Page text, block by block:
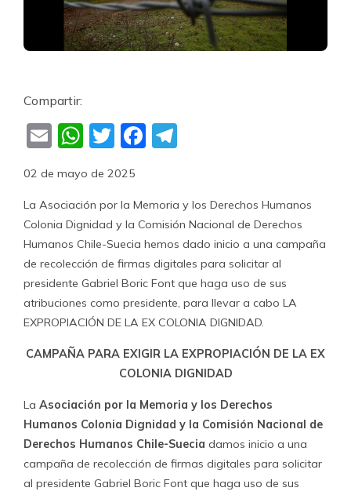
Compartir:
EmailWhatsApp
TwitterFacebook
02 de mayo de 2025
La Asociación por la Memoria y los Derechos Humanos
Colonia Dignidad y la Comisión Nacional de Derechos
Humanos Chile-Suecia hemos dado inicio a una campaña
de recolección de firmas digitales para solicitar al
presidente Gabriel Boric Font que haga uso de sus
atribuciones como presidente, para llevar a cabo LA
EXPROPIACIÓN DE LA EX COLONIA DIGNIDAD.
CAMPAÑA PARA EXIGIR LA EXPROPIACIÓN DE LA EX
COLONIA DIGNIDAD
La Asociación por la Memoria y los Derechos
Humanos Colonia Dignidad y la Comisión Nacional de
Derechos Humanos Chile-Suecia damos inicio a una
campaña de recolección de firmas digitales para solicitar
al presidente Gabriel Boric Font que haga uso de sus